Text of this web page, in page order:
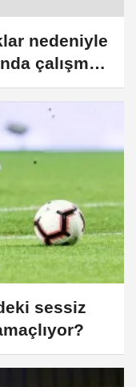
nedeniyle
çalışmak
sessiz